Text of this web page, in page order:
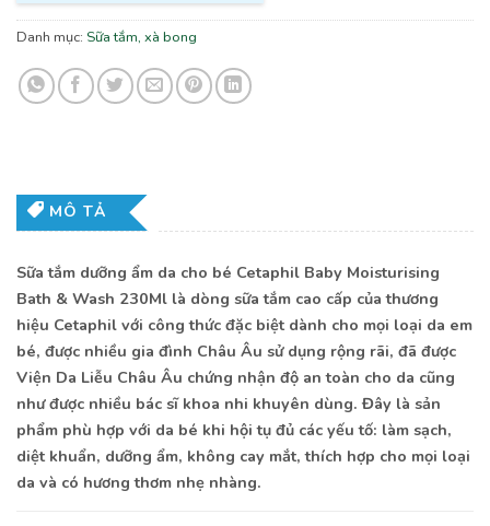
Danh mục: Sữa tắm, xà bong
MÔ TẢ
Sữa tắm dưỡng ẩm da cho bé Cetaphil Baby Moisturising
Bath & Wash 230Ml là dòng sữa tắm cao cấp của thương
hiệu Cetaphil với công thức đặc biệt dành cho mọi loại da em
bé, được nhiều gia đình Châu Âu sử dụng rộng rãi, đã được
Viện Da Liễu Châu Âu chứng nhận độ an toàn cho da cũng
như được nhiều bác sĩ khoa nhi khuyên dùng. Đây là sản
phẩm phù hợp với da bé khi hội tụ đủ các yếu tố: làm sạch,
diệt khuẩn, dưỡng ẩm, không cay mắt, thích hợp cho mọi loại
da và có hương thơm nhẹ nhàng.